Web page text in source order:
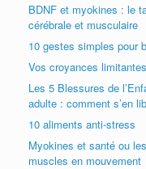
BDNF et myokines : le
cérébrale et musculaire
10 gestes simples pour
Vos croyances
Les 5 Blessures de
adulte : comment s’en
10 aliments anti-stress
Myokines et santé ou
muscles en mouvement